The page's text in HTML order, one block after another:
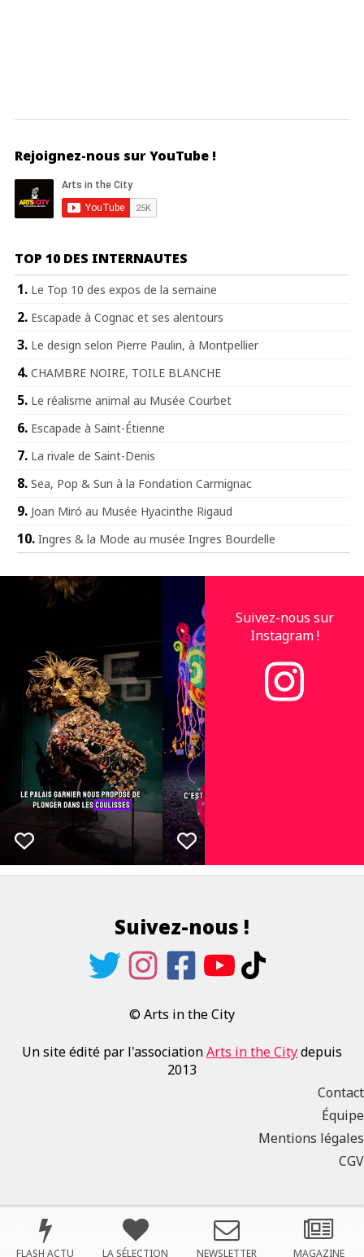
Rejoignez-nous sur YouTube !
TOP 10 DES INTERNAUTES
Le Top 10 des expos de la semaine
Escapade à Cognac et ses alentours
Le design selon Pierre Paulin, à Montpellier
CHAMBRE NOIRE, TOILE BLANCHE
Le réalisme animal au Musée Courbet
Escapade à Saint-Étienne
La rivale de Saint-Denis
Sea, Pop & Sun à la Fondation Carmignac
Joan Miró au Musée Hyacinthe Rigaud
Ingres & la Mode au musée Ingres Bourdelle
Suivez-nous sur
Instagram !
Suivez-nous !
© Arts in the City
Un site édité par l'associationArts in the Citydepuis
2013
Contact
Équipe
Mentions légales
CGV
FLASH ACTU LA SÉLECTION NEWSLETTER MAGAZINE